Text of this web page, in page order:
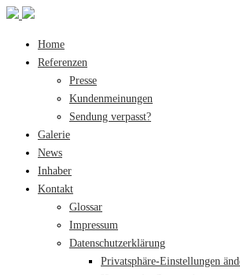
Home
Referenzen
Presse
Kundenmeinungen
Sendung verpasst?
Galerie
News
Inhaber
Kontakt
Glossar
Impressum
Datenschutzerklärung
Privatsphäre-Einstellungen